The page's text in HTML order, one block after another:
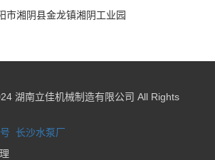
市湘阴县金龙镇湘阴工业园
湖南立佳机械制造有限公司 All Rights
长沙水泵厂